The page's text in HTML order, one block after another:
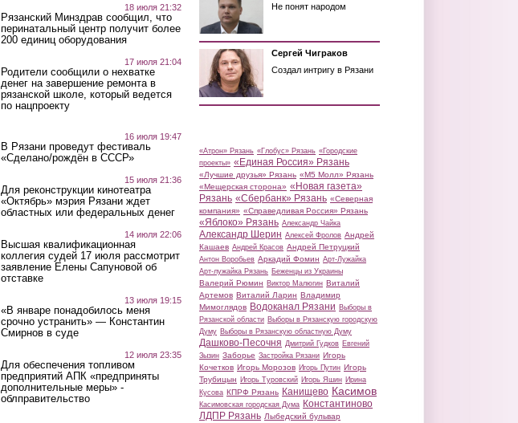
18 июля 21:32
Рязанский Минздрав сообщил, что
перинатальный центр получит более
200 единиц оборудования
17 июля 21:04
Родители сообщили о нехватке
денег на завершение ремонта в
рязанской школе, который ведется
по нацпроекту
16 июля 19:47
В Рязани проведут фестиваль
«Сделано/рождён в СССР»
15 июля 21:36
Для реконструкции кинотеатра
«Октябрь» мэрия Рязани ждет
областных или федеральных денег
14 июля 22:06
Высшая квалификационная
коллегия судей 17 июля рассмотрит
заявление Елены Сапуновой об
отставке
13 июля 19:15
«В январе понадобилось меня
срочно устранить» — Константин
Смирнов в суде
12 июля 23:35
Для обеспечения топливом
предприятий АПК «предприняты
дополнительные меры» -
облправительство
Не понят народом
Сергей Чиграков
Создал интригу в Рязани
«Атрон» Рязань «Глобус» Рязань «Городские
проекты» «Единая Россия» Рязань
«Лучшие друзья» Рязань «М5 Молл» Рязань
«Мещерская сторона» «Новая газета»
Рязань «Сбербанк» Рязань «Северная
компания» «Справедливая Россия» Рязань
«Яблоко» Рязань Александр Чайка
Александр Шерин Алексей Фролов Андрей
Кашаев Андрей Красов Андрей Петруцкий
Антон Воробьев Аркадий Фомин Арт-Лужайка
Арт-лужайка Рязань Беженцы из Украины
Валерий Рюмин Виктор Малюгин Виталий
Артемов Виталий Ларин Владимир
Мимоглядов Водоканал Рязани Выборы в
Рязанской области Выборы в Рязанскую городскую
Думу Выборы в Рязанскую областную Думу
Дашково-Песочня Дмитрий Гудков Евгений
Зызин Заборье Застройка Рязани Игорь
Кочетков Игорь Морозов Игорь Путин Игорь
Трубицын Игорь Туровский Игорь Яшин Ирина
Кусова КПРФ Рязань Канищево Касимов
Касимовская городская Дума Константиново
ЛДПР Рязань Лыбедский бульвар